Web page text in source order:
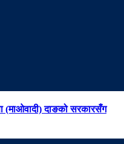
(माओवादी) दाङको सरकारसँग